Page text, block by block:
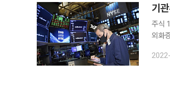
기
주식
외화
한 것